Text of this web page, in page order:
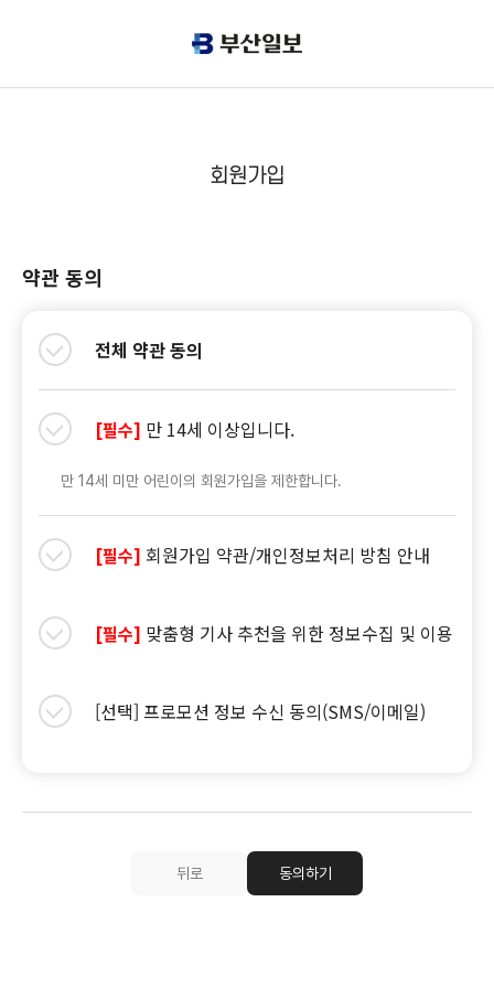
회원가입
약관 동의
전체 약관 동의
[필수] 만 14세 이상입니다.
만 14세 미만 어린이의 회원가입을 제한합니다.
[필수] 회원가입 약관/개인정보처리 방침 안내
[필수] 맞춤형 기사 추천을 위한 정보수집 및 이용
[선택] 프로모션 정보 수신 동의(SMS/이메일)
뒤로